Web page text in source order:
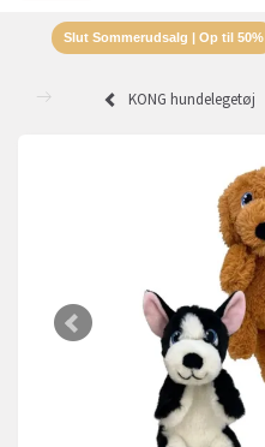
Slut Sommerudsalg | Op til 50%
KONG hundelegetøj